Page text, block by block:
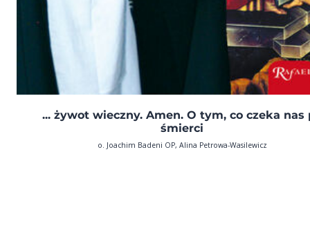
... żywot wieczny. Amen. O tym, co czeka nas
śmierci
o. Joachim Badeni OP, Alina Petrowa-Wasilewicz